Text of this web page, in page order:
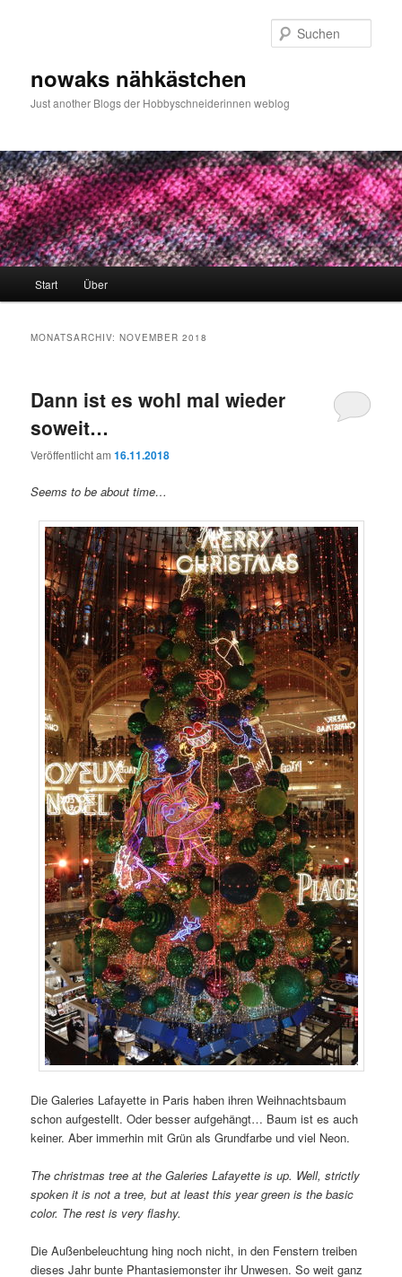
nowaks nähkästchen
Just another Blogs der Hobbyschneiderinnen weblog
Start Über
MONATSARCHIV:NOVEMBER 2018
Dann ist es wohl mal wieder
soweit…
Veröffentlicht am16.11.2018
Seems to be about time…
Die Galeries Lafayette in Paris haben ihren Weihnachtsbaum
schon aufgestellt. Oder besser aufgehängt… Baum ist es auch
keiner. Aber immerhin mit Grün als Grundfarbe und viel Neon.
The christmas tree at the Galeries Lafayette is up. Well, strictly
spoken it is not a tree, but at least this year green is the basic
color. The rest is very flashy.
Die Außenbeleuchtung hing noch nicht, in den Fenstern treiben
dieses Jahr bunte Phantasiemonster ihr Unwesen. So weit ganz